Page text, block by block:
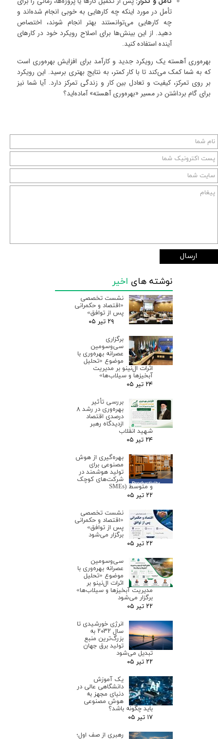
تأمل در مورد اینکه چه کارهایی به خوبی انجام شده‌اند و
چه کارهایی می‌توانستند بهتر انجام شوند، اختصاص
دهید. از این بینش‌ها برای اصلاح رویکرد خود در کارهای
آینده استفاده کنید.
بهره‌وری آهسته یک رویکرد جدید و کارآمد برای افزایش بهره‌وری است
که به شما کمک می‌کند تا با کار کمتر، به نتایج بهتری برسید. این رویکرد
بر روی تمرکز، کیفیت و تعادل بین کار و زندگی تمرکز دارد. آیا شما نیز
برای گام برداشتن در مسیر «بهره‌وری آهسته» آماده‌اید؟
ارسال
نوشته های اخیر
نشست تخصصی
«اقتصاد و حکمرانی
پس از توافق»
۲۹ تیر ۰۵
برگزاری
سی‌وسومین
عصرانه بهره‌وری با
موضوع «تحلیل
اثرات ال‌نینو بر مدیریت
آبخیزها و سیلاب‌ها»
۲۴ تیر ۰۵
بررسی تأثیر
بهره‌وری در رشد ۸
درصدی اقتصاد
ازدیدگاه رهبر
شهید انقلاب
۲۴ تیر ۰۵
بهره‌گیری از هوش
مصنوعی برای
تولید هوشمند در
شرکت‌های کوچک
و متوسط (SMEs
۲۲ تیر ۰۵
نشست تخصصی
«اقتصاد و حکمرانی
پس از توافق»
برگزار می‌شود
۲۲ تیر ۰۵
سی‌وسومین
عصرانه بهره‌وری با
موضوع «تحلیل
اثرات ال‌نینو بر
مدیریت آبخیزها و سیلاب‌ها»
برگزار می‌شود
۲۲ تیر ۰۵
انرژی خورشیدی تا
سال ۲۰۳۲ به
بزرگ‌ترین منبع
تولید برق جهان
تبدیل می‌شود
۲۲ تیر ۰۵
یک آموزش
دانشگاهی عالی در
دنیای مجهز به
هوش مصنوعی
باید چگونه باشد؟
۱۷ تیر ۰۵
رهبری از صف اول؛